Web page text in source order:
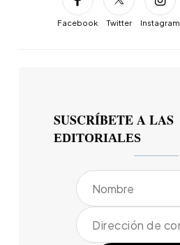
Facebook Twitter Instagram
SUSCRÍBETE A LAS
EDITORIALES